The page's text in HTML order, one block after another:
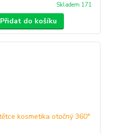
Skladem 171
Přidat do košíku